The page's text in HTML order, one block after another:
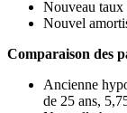
Nouveau
Nouvel
Comparaison des
Ancienne
de 25 ans,